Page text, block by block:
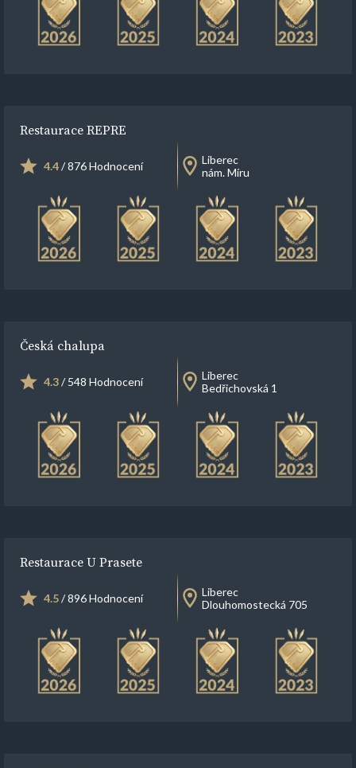
Restaurace REPRE
4.4/ 876 Hodnocení
Liberec
nám. Míru
Česká chalupa
4.3/ 548 Hodnocení
Liberec
Bedřichovská 1
Restaurace U Prasete
4.5/ 896 Hodnocení
Liberec
Dlouhomostecká 705